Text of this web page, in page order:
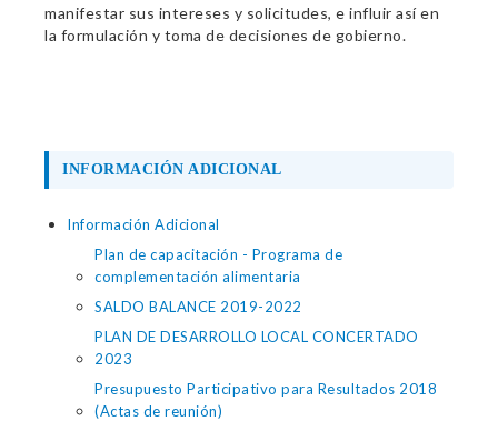
manifestar sus intereses y solicitudes, e influir así en
la formulación y toma de decisiones de gobierno.
INFORMACIÓN ADICIONAL
Información Adicional
Plan de capacitación - Programa de
complementación alimentaria
SALDO BALANCE 2019-2022
PLAN DE DESARROLLO LOCAL CONCERTADO
2023
Presupuesto Participativo para Resultados 2018
(Actas de reunión)